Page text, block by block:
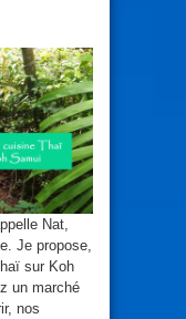
Nat,
Je propose,
sur Koh
un marché
nos